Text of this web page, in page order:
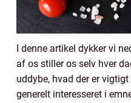
I denne artikel dykker vi
af os stiller os selv hver
uddybe, hvad der er
generelt interesseret i